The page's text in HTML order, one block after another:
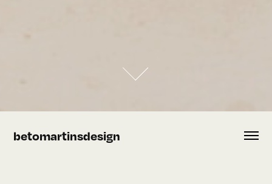
betomartinsdesign